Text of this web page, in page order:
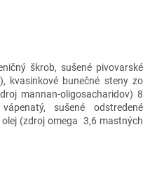
škrob, sušené pivovarské
kvasinkové bunečné steny zo
mannan-oligosacharidov) 8
sušené odstredené
(zdroj omega 3,6 mastných